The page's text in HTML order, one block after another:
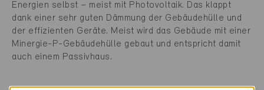
Energien selbst – meist mit Photovoltaik. Das klappt
dank einer sehr guten Dämmung der Gebäudehülle und
der effizienten Geräte. Meist wird das Gebäude mit einer
Minergie-P-Gebäudehülle gebaut und entspricht damit
auch einem Passivhaus.